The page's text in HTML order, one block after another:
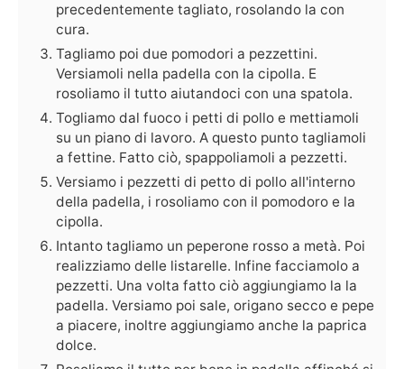
precedentemente tagliato, rosolando la con
cura.
Tagliamo poi due pomodori a pezzettini.
Versiamoli nella padella con la cipolla. E
rosoliamo il tutto aiutandoci con una spatola.
Togliamo dal fuoco i petti di pollo e mettiamoli
su un piano di lavoro. A questo punto tagliamoli
a fettine. Fatto ciò, spappoliamoli a pezzetti.
Versiamo i pezzetti di petto di pollo all'interno
della padella, i rosoliamo con il pomodoro e la
cipolla.
Intanto tagliamo un peperone rosso a metà. Poi
realizziamo delle listarelle. Infine facciamolo a
pezzetti. Una volta fatto ciò aggiungiamo la la
padella. Versiamo poi sale, origano secco e pepe
a piacere, inoltre aggiungiamo anche la paprica
dolce.